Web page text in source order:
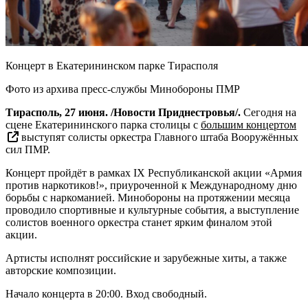
Концерт в Екатерининском парке Тирасполя
Фото из архива пресс-службы Минобороны ПМР
Тирасполь, 27 июня. /Новости Приднестровья/. Сегодня на
сцене Екатерининского парка столицы с большим концертом
выступят солисты оркестра Главного штаба Вооружённых
сил ПМР.
Концерт пройдёт в рамках IX Республиканской акции «Армия
против наркотиков!», приуроченной к Международному дню
борьбы с наркоманией. Минобороны на протяжении месяца
проводило спортивные и культурные события, а выступление
солистов военного оркестра станет ярким финалом этой
акции.
Артисты исполнят российские и зарубежные хиты, а также
авторские композиции.
Начало концерта в 20:00. Вход свободный.